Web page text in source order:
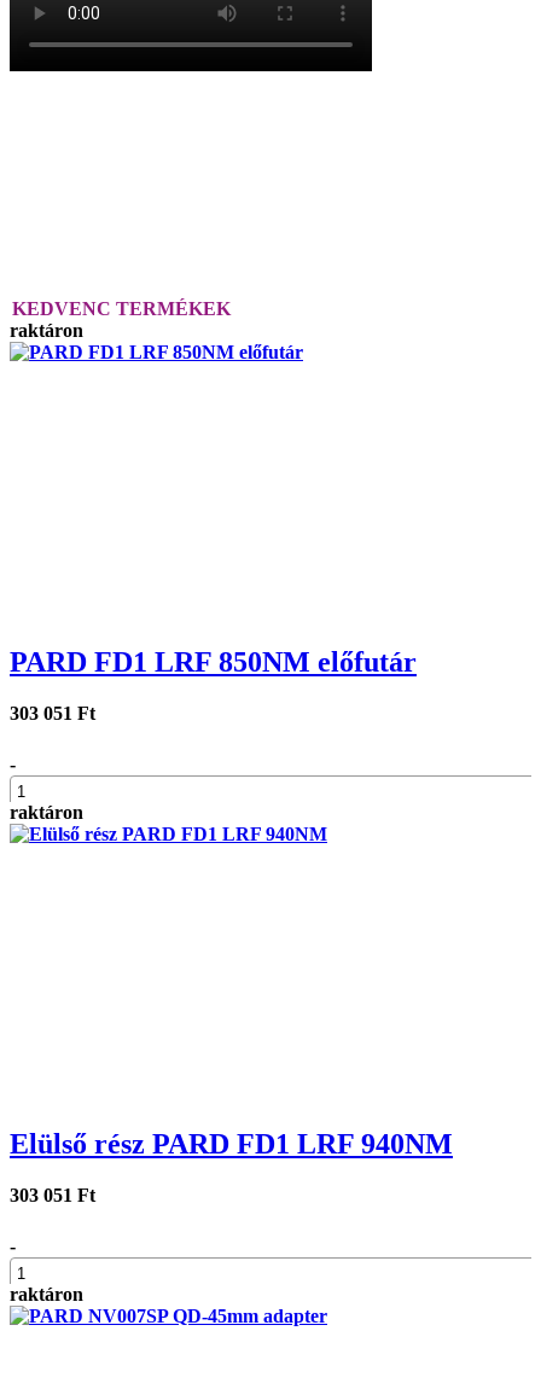
KEDVENC TERMÉKEK
raktáron
PARD FD1 LRF 850NM előfutár
303 051 Ft
-
+
raktáron
Elülső rész PARD FD1 LRF 940NM
303 051 Ft
-
+
raktáron